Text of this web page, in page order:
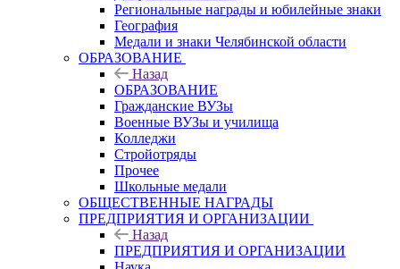
Региональные награды и юбилейные знаки
География
Медали и знаки Челябинской области
ОБРАЗОВАНИЕ
Назад
ОБРАЗОВАНИЕ
Гражданские ВУЗы
Военные ВУЗы и училища
Колледжи
Стройотряды
Прочее
Школьные медали
ОБЩЕСТВЕННЫЕ НАГРАДЫ
ПРЕДПРИЯТИЯ И ОРГАНИЗАЦИИ
Назад
ПРЕДПРИЯТИЯ И ОРГАНИЗАЦИИ